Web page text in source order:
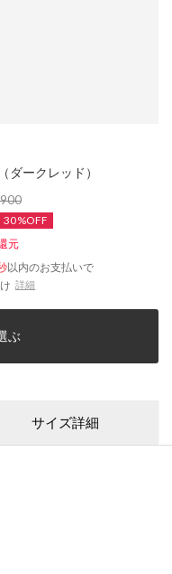
ークレッド）
30%OFF
元
以内のお支払いで
詳細
ぶ
サイズ詳細